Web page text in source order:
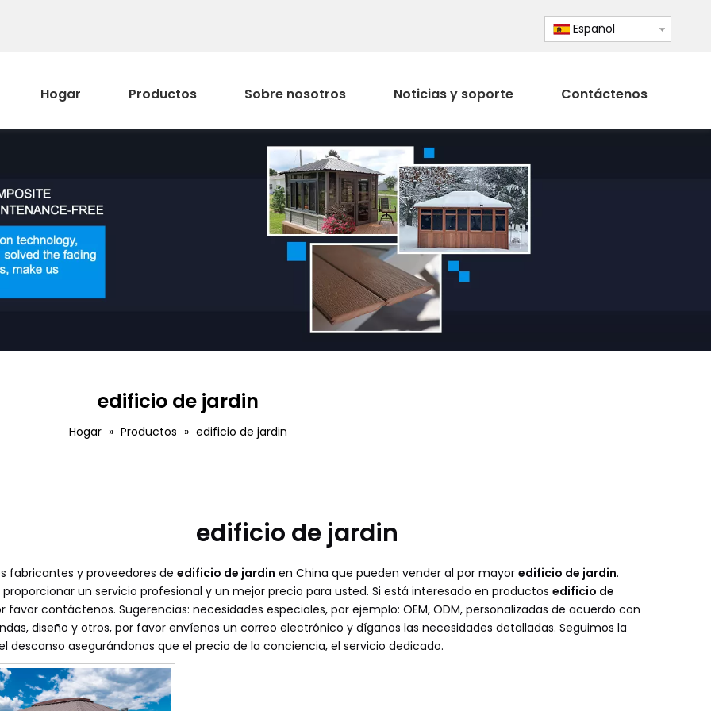
Español
Hogar Productos Sobre nosotros Noticias y soporte Contáctenos
edificio de jardin
Hogar » Productos » edificio de jardin
edificio de jardin
fabricantes y proveedores de edificio de jardin en China que pueden vender al por mayor edificio de jardin.
proporcionar un servicio profesional y un mejor precio para usted. Si está interesado en productos edificio de
favor contáctenos. Sugerencias: necesidades especiales, por ejemplo: OEM, ODM, personalizadas de acuerdo con
diseño y otros, por favor envíenos un correo electrónico y díganos las necesidades detalladas. Seguimos la
descanso asegurándonos que el precio de la conciencia, el servicio dedicado.